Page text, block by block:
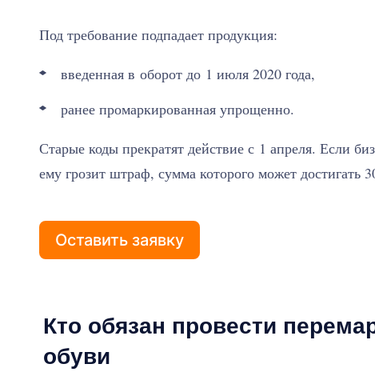
Под требование подпадает продукция:
введенная в оборот до 1 июля 2020 года,
ранее промаркированная упрощенно.
Старые коды прекратят действие с 1 апреля. Если
ему грозит штраф, сумма которого может достигать
Оставить заявку
Кто обязан провести
обуви